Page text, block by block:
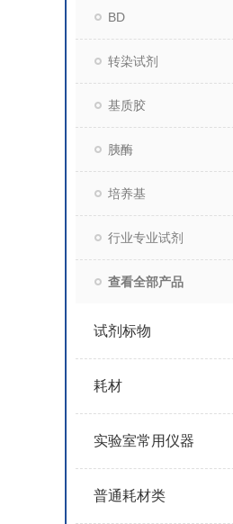
BD
转染试剂
基质胶
胰酶
培养基
行业专业试剂
查看全部产品
试剂标物
耗材
实验室常用仪器
普通耗材类